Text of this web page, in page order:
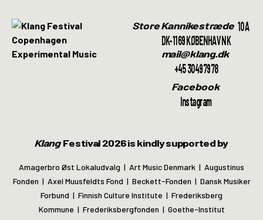
Store Kannikestræde 10A
DK-1169 KØBENHAVN K
mail@klang.dk
+45 30497978
Facebook
Instagram
KlangFestival 2026 is kindly supported by
Amagerbro Øst Lokaludvalg | Art Music Denmark | Augustinus
Fonden | Axel Muusfeldts Fond | Beckett-Fonden | Dansk Musiker
Forbund | Finnish Culture Institute | Frederiksberg
Kommune | Frederiksbergfonden | Goethe-Institut